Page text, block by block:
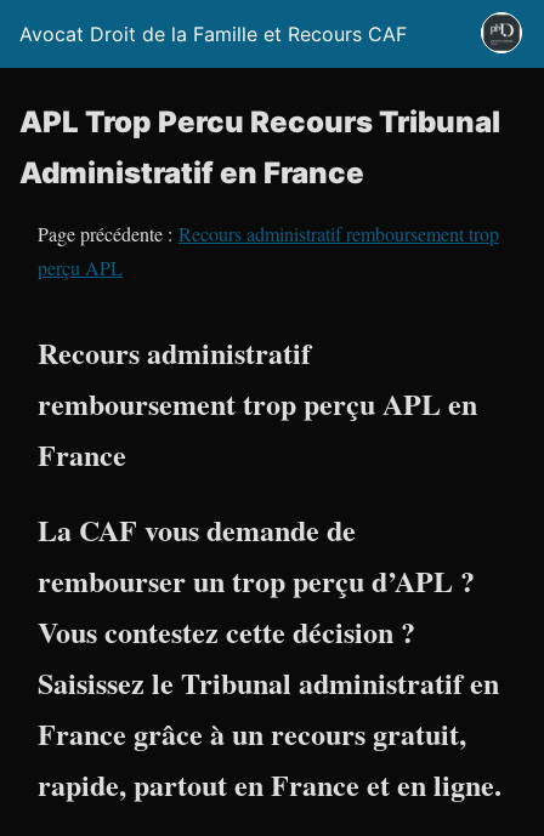
Avocat Droit de la Famille et Recours CAF
APL Trop Percu Recours Tribunal
Administratif en France
Page précédente : Recours administratif remboursement trop
perçu APL
Recours administratif
remboursement trop perçu APL en
France
La CAF vous demande de
rembourser un trop perçu d’APL ?
Vous contestez cette décision ?
Saisissez le Tribunal administratif en
France grâce à un recours gratuit,
rapide, partout en France et en ligne.